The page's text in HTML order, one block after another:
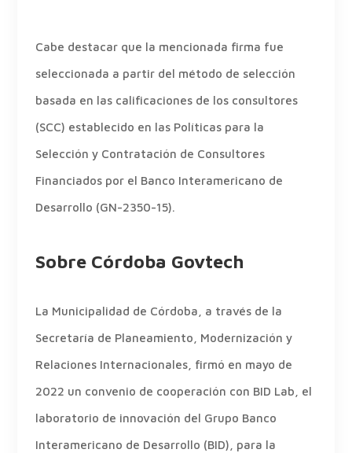
Cabe destacar que la mencionada firma fue
seleccionada a partir del método de selección
basada en las calificaciones de los consultores
(SCC) establecido en las Políticas para la
Selección y Contratación de Consultores
Financiados por el Banco Interamericano de
Desarrollo (GN-2350-15).
Sobre Córdoba Govtech
La Municipalidad de Córdoba, a través de la
Secretaría de Planeamiento, Modernización y
Relaciones Internacionales, firmó en mayo de
2022 un convenio de cooperación con BID Lab, el
laboratorio de innovación del Grupo Banco
Interamericano de Desarrollo (BID), para la